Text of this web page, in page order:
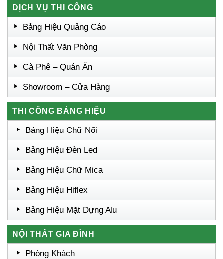
DỊCH VỤ THI CÔNG
Bảng Hiệu Quảng Cáo
Nội Thất Văn Phòng
Cà Phê – Quán Ăn
Showroom – Cửa Hàng
THI CÔNG BẢNG HIỆU
Bảng Hiệu Chữ Nổi
Bảng Hiệu Đèn Led
Bảng Hiệu Chữ Mica
Bảng Hiệu Hiflex
Bảng Hiệu Mặt Dựng Alu
NỘI THẤT GIA ĐÌNH
Phòng Khách